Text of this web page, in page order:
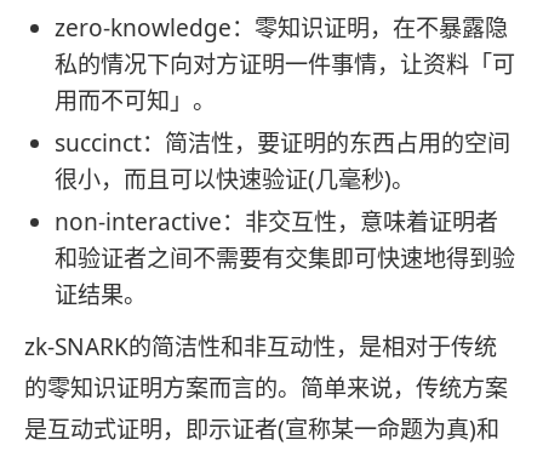
zero-knowledge：零知识证明，在不暴露隐
私的情况下向对方证明一件事情，让资料「可
用而不可知」。
succinct：简洁性，要证明的东西占用的空间
很小，而且可以快速验证(几毫秒)。
non-interactive：非交互性，意味着证明者
和验证者之间不需要有交集即可快速地得到验
证结果。
zk-SNARK的简洁性和非互动性，是相对于传统
的零知识证明方案而言的。简单来说，传统方案
是互动式证明，即示证者(宣称某一命题为真)和